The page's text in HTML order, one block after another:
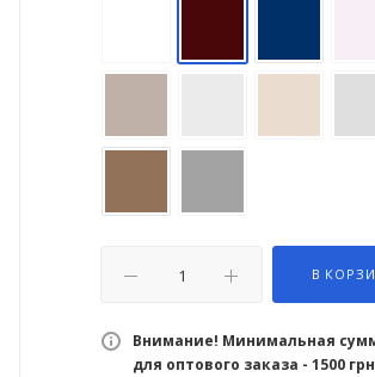
В
Внимание! Минимальная
для оптового заказа - 1500